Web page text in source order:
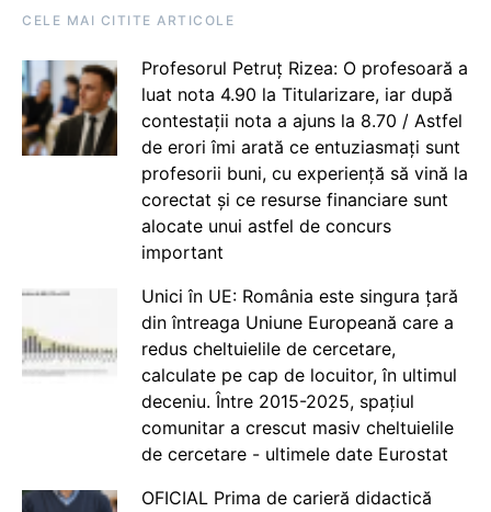
CELE MAI CITITE ARTICOLE
Profesorul Petruț Rizea: O profesoară a
luat nota 4.90 la Titularizare, iar după
contestații nota a ajuns la 8.70 / Astfel
de erori îmi arată ce entuziasmați sunt
profesorii buni, cu experiență să vină la
corectat și ce resurse financiare sunt
alocate unui astfel de concurs
important
Unici în UE: România este singura țară
din întreaga Uniune Europeană care a
redus cheltuielile de cercetare,
calculate pe cap de locuitor, în ultimul
deceniu. Între 2015-2025, spațiul
comunitar a crescut masiv cheltuielile
de cercetare - ultimele date Eurostat
OFICIAL Prima de carieră didactică